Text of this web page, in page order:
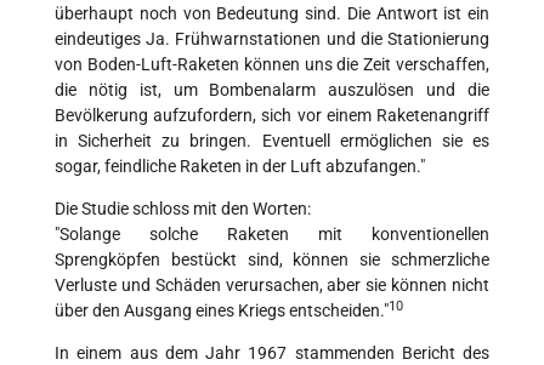
überhaupt noch von Bedeutung sind. Die Antwort ist ein
eindeutiges Ja. Frühwarnstationen und die Stationierung
von Boden-Luft-Raketen können uns die Zeit verschaffen,
die nötig ist, um Bombenalarm auszulösen und die
Bevölkerung aufzufordern, sich vor einem Raketenangriff
in Sicherheit zu bringen. Eventuell ermöglichen sie es
sogar, feindliche Raketen in der Luft abzufangen."
Die Studie schloss mit den Worten:
"Solange solche Raketen mit konventionellen
Sprengköpfen bestückt sind, können sie schmerzliche
Verluste und Schäden verursachen, aber sie können nicht
über den Ausgang eines Kriegs entscheiden."10
In einem aus dem Jahr 1967 stammenden Bericht des